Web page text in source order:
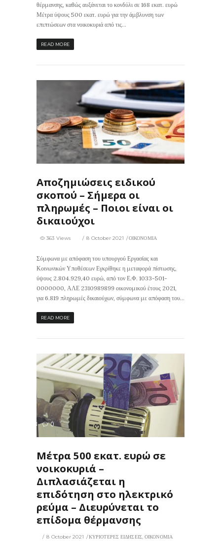
θέρμανσης, καθώς αυξάνεται το κονδύλι σε 168 εκατ. ευρώ
Μέτρα ύψους 500 εκατ. ευρώ για την άμβλυνση των
επιπτώσεων στα νοικοκυριά από τις...
READ MORE
Αποζημιώσεις ειδικού
σκοπού – Σήμερα οι
πληρωμές – Ποιοι είναι οι
δικαιούχοι
8 October 2021 ΟΙΚΟΝΟΜΙΑ
363 Views
Σύμφωνα με απόφαση του υπουργού Εργασίας και
Κοινωνικών Υποθέσεων Εγκρίθηκε η μεταφορά πίστωσης,
ύψους 2.804.929,40 ευρώ, από τον Ε.Φ. 1033-501-
0000000, ΑΛΕ 2310989899 οικονομικού έτους 2021,
για 6.819 πληρωμές δικαιούχων, σύμφωνα με απόφαση του...
READ MORE
323 0
Μέτρα 500 εκατ. ευρώ σε
νοικοκυριά –
Διπλασιάζεται η
επιδότηση στο ηλεκτρικό
ρεύμα – Διευρύνεται το
επίδομα θέρμανσης
8 October 2021 ΚΥΡΙΟΤΕΡΕΣ ΕΙΔΗΣΕΙΣ,ΟΙΚΟΝΟΜΙΑ